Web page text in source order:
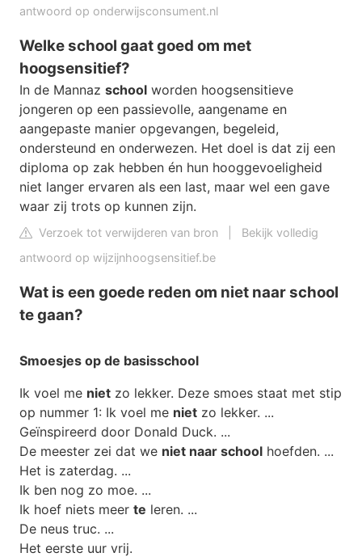
antwoord op onderwijsconsument.nl
Welke school gaat goed om met
hoogsensitief?
In de Mannaz school worden hoogsensitieve
jongeren op een passievolle, aangename en
aangepaste manier opgevangen, begeleid,
ondersteund en onderwezen. Het doel is dat zij een
diploma op zak hebben én hun hooggevoeligheid
niet langer ervaren als een last, maar wel een gave
waar zij trots op kunnen zijn.
Verzoek tot verwijderen van bron
Bekijk volledig
antwoord op wijzijnhoogsensitief.be
Wat is een goede reden om niet naar school
te gaan?
Smoesjes op de basisschool
Ik voel me niet zo lekker. Deze smoes staat met stip
op nummer 1: Ik voel me niet zo lekker. ...
Geïnspireerd door Donald Duck. ...
De meester zei dat we niet naar school hoefden. ...
Het is zaterdag. ...
Ik ben nog zo moe. ...
Ik hoef niets meer te leren. ...
De neus truc. ...
Het eerste uur vrij.